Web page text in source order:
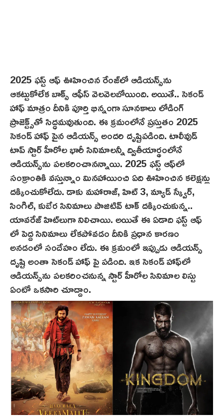
2025 ఫస్ట్ ఆఫ్ ఊహించిన రేంజ్‌లో ఆడియన్స్‌ను
ఆకట్టుకోలేక బాక్స్ ఆఫీస్ వెల‌వెల‌బోయింది. అయితే.. సెకండ్
హాఫ్ మాత్రం దీనికి పూర్తి భిన్నంగా సూన‌కాలు లోడింగ్
ప్రాజెక్ట్స్‌తో సిద్ధమవుతుంది. ఈ క్రమంలోనే ప్రస్తుతం 2025
సెకండ్ హాఫ్ పైన ఆడియన్స్ అందరి దృష్టిపడింది. టాలీవుడ్
టాప్ స్టార్ హీరోల భారీ సినిమాలన్నీ ద్వితీయార్థంలోనే
ఆడియన్స్‌ను పలకరించానన్నాయి. 2025 ఫస్ట్ ఆఫ్‌లో
సంక్రాంతికి వస్తున్నాం మినహాయించి ఏది ఊహించిన కలెక్షన్లు
దక్కించుకోలేదు. డాకు మహారాజ్, హిట్ 3, మ్యాడ్ స్క్వేర్,
సింగిల్, కుబేర సినిమాలు పాజిటివ్ టాక్ దక్కించుకున్న..
యావరేజ్ హిట్‌లుగా నిలిచాయి. అయితే ఈ ఏడాది ఫస్ట్ ఆఫ్
లో పెద్ద సినిమాలు లేకపోవడం దీనికి ప్రధాన కారణం
అనడంలో సందేహం లేదు. ఈ క్రమంలో ఇప్పుడు ఆడియన్స్
దృష్టి అంతా సెకండ్ హాఫ్ పై ప‌డింది. ఇక సెకండ్ హాఫ్‌లో
ఆడియన్స్‌ను పలకరించనున్న స్టార్ హీరోల సినిమాల లిస్టు
ఏంటో ఒకసారి చూద్దాం.